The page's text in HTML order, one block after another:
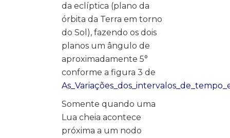
da eclíptica (plano da
órbita da Terra em torno
do Sol), fazendo os dois
planos um ângulo de
aproximadamente 5°
conforme a figura 3 de
Somente quando uma
Lua cheia acontece
próxima a um nodo